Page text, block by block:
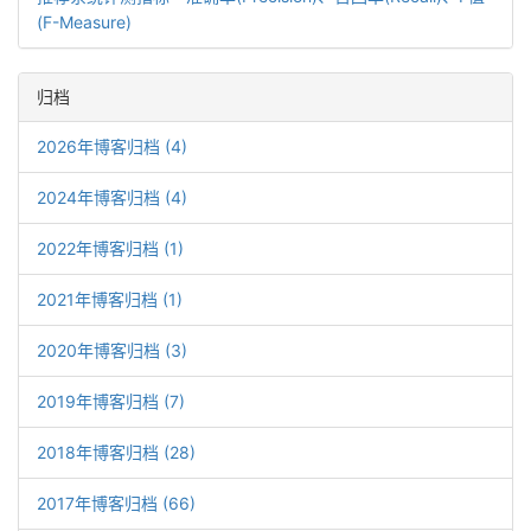
(F-Measure)
归档
2026年博客归档 (4)
2024年博客归档 (4)
2022年博客归档 (1)
2021年博客归档 (1)
2020年博客归档 (3)
2019年博客归档 (7)
2018年博客归档 (28)
2017年博客归档 (66)